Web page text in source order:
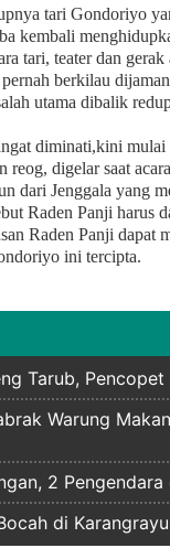
tari Gondoriyo
kembali
tari, teater dan
berkilau
utama dibalik
diminati,kini
reog, digelar saat
dari Jenggala yang
Raden Panji harus
Raden Panji dapat
ini tercipta.
Tarub,
Warung
2
di